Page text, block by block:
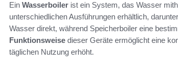
Ein Wasserboiler ist ein System, das Wasser
unterschiedlichen Ausführungen erhältlich,
Wasser direkt, während Speicherboiler eine
Funktionsweise dieser Geräte ermöglicht eine
täglichen Nutzung erhöht.